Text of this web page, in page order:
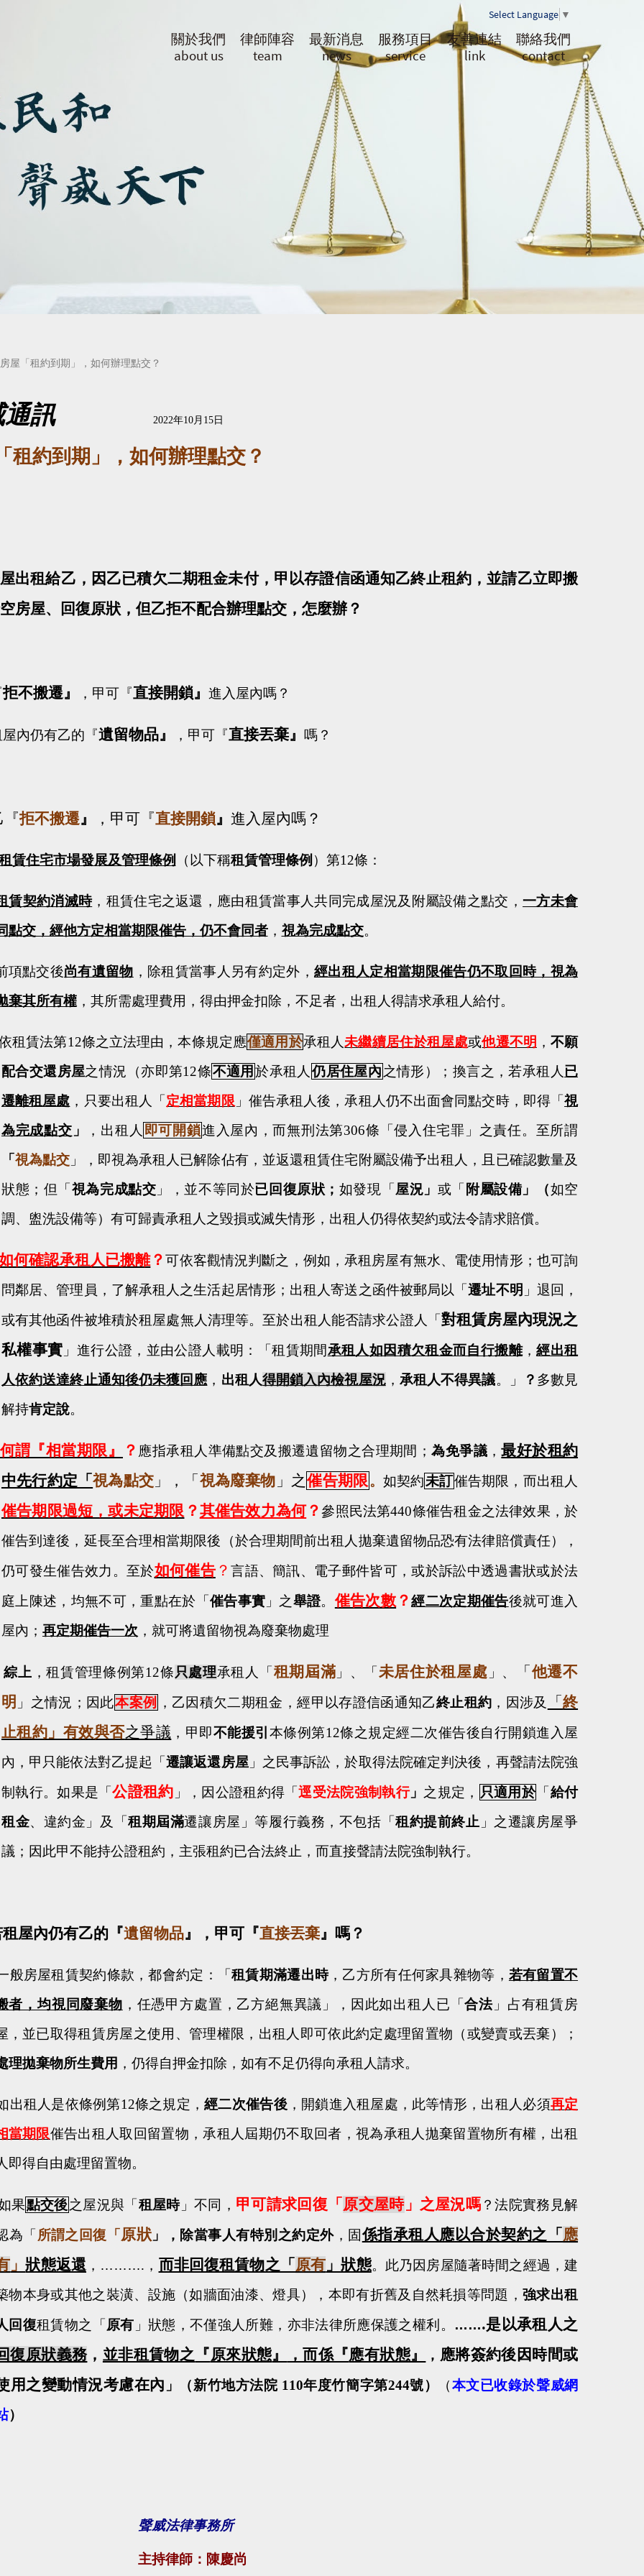
Select Language ▼
關於我們
about us
律師陣容
team
最新消息
news
服務項目
service
友善連結
link
聯絡我們
contact
房屋「租約到期」，如何辦理點交？
訊 2022年10月 15日
租約到期」，如何辦理點交？
出租給乙，因乙已積欠二期租金未付，甲以存證信函通知乙終止租約，並請乙立即搬
房屋、回復原狀，但乙拒不配合辦理點交，怎麼辦？
拒不搬遷』 ，甲可『直接開鎖』 進入屋內嗎？
內仍有乙的『遺留物品』 ，甲可『直接丟棄』 嗎？
『拒不搬遷』 ，甲可『直接開鎖』 進入屋內嗎？
賃住宅市場發展及管理條例 （以下稱租賃管理條例 ）第12條：
賃契約消滅時，租賃住宅之返還，應由租賃當事人共同完成屋況及附屬設備之點交，一方未會
點交，經他方定相當期限催告，仍不會同者， 視為完成點交。
項點交後尚有遺留物 ，除租賃當事人另有約定外，經出租人定相當期限催告仍不取回時，視為
棄其所有權，其所需處理費用，得由押金扣除，不足者，出租人得請求承租人給付。
租賃法第12條之立法理由，本條規定應僅適用於承租人 未繼續居住於租屋處或他遷不明 ， 不願
配合交還房屋之情況（亦即第12條不適用 於承租人 仍居住屋內 之情形）；換言之，若承租人 已
遷離租屋處 ，只要出租人「 定相當期限 」催告承租人後，承租人仍不出面會同點交時，即得「視
為完成點交 」 ，出租人 即可開鎖進入屋內，而無刑法第306條「侵入住宅罪」之責任。至所謂
「視為點交 」，即視為承租人已解除佔有，並返還租賃住宅附屬設備予出租人，且已確認數量及
狀態；但「 視為完成點交 」，並不等同於已回復原狀； 如發現「 屋況」 或「 附屬設備」（如空
調、盥洗設備等）有可歸責承租人之毀損或滅失情形，出租人仍得依契約或法令請求賠償。
何確認承租人已搬離？可依客觀情況判斷之，例如，承租房屋有無水、電使用情形；也可詢
問鄰居、管理員，了解承租人之生活起居情形；出租人寄送之函件被郵局以「遷址不明 」退回，
或有其他函件被堆積於租屋處無人清理等。至於出租人能否請求公證人「 對租賃房屋內現況之
私權事實 」進行公證，並由公證人載明：「租賃期間承租人如因積欠租金而自行搬離，經出租
人依約送達終止通知後仍未獲回應 ， 出租人得開鎖入內檢視屋況， 承租人不得異議。 」 ？ 多數見
解持肯定說。
何謂『相當期限』 ？ 應指承租人準備點交及搬遷遺留物之合理期間； 為免爭議，最好於租約
中先行約定「視為點交 」，「 視為廢棄物 」之催告期限。 如契約未訂催告期限，而出租人
催告期限過短，或未定期限 ？其催告效力為何？參照民法第440條催告租金之法律效果，於
催告到達後，延長至合理相當期限後（於合理期間前出租人拋棄遺留物品恐有法律賠償責任），
仍可發生催告效力。至於如何催告？言語、簡訊、電子郵件皆可，或於訴訟中透過書狀或於法
庭上陳述，均無不可，重點在於「 催告事實 」之舉證。催告次數 ？經二次定期催告後就可進入
屋內； 再定期催告一次 ，就可將遺留物視為廢棄物處理
綜上 ，租賃管理條例第12條只處理承租人「 租期屆滿 」、「 未居住於租屋處 」、 「他遷不
明 」之情況；因此本案例 ，乙因積欠二期租金，經甲以存證信函通知乙終止租約 ，因涉及 「終
止租約」有效與否之爭議 ，甲即不能援引 本條例第12條之規定經二次催告後自行開鎖進入屋
內，甲只能依法對乙提起「遷讓返還房屋 」之民事訴訟，於取得法院確定判決後，再聲請法院強
制執行。如果是「公證租約 」，因公證租約得「逕受法院強制執行」 之規定， 只適用於 「 給付
租金、違約金」及「租期屆滿遷讓房屋」等履行義務，不包括「租約提前終止 」之遷讓房屋爭
議；因此甲不能持公證租約，主張租約已合法終止，而直接聲請法院強制執行。
屋內仍有乙的『遺留物品』，甲可『直接丟棄』嗎？
般房屋租賃契約條款，都會約定：「租賃期滿遷出時，乙方所有任何家具雜物等， 若有留置不
者，均視同廢棄物 ，任憑甲方處置，乙方絕無異議 」，因此如出租人已「合法」占有租賃房
，並已取得租賃房屋之使用、管理權限 ，出租人即可依此約定處理留置物（或變賣或丟棄）；
理拋棄物所生費用 ，仍得自押金扣除，如有不足仍得向承租人請求。
出租人是依條例第12條之規定，經二次催告後，開鎖進入租屋處，此等情形，出租人必須再定
當期限催告出租人取回留置物，承租人屆期仍不取回者，視為承租人拋棄留置物所有權，出租
即得自由處理留置物。
果點交後之屋況與「 租屋時」不同， 甲可請求回復「 原交屋時」之屋況嗎 ？法院實務見解
為 「 所謂之回復「 原狀 」，除當事人有特別之約定外，固係指承租人應以合於契約之「 應
」狀態返還 ， ………. ， 而非回復租賃物之「 原有 」狀態。 此乃因房屋隨著時間之經過，建
物本身或其他之裝潢、設施（如牆面油漆、燈具），本即有折舊及自然耗損等問題，強求出租
回復租賃物之「 原有 」狀態，不僅強人所難，亦非法律所應保護之權利。 …….是以承租人之
復原狀義務， 並非租賃物之 『原來狀態』 ，而係『應有狀態』 ， 應將簽約後因時間或
用之變動情況考慮在內 」（新竹地方法院110年度竹簡字第244號） （本文已收錄於聲威網
）
聲威法律事務所
主持律師：陳慶尚